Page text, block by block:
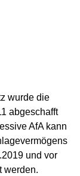
wurde die
abgeschafft
AfA kann
und vor
werden.